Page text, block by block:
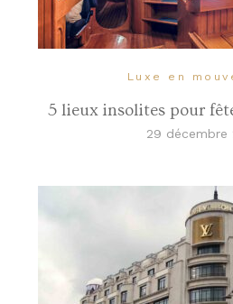
Luxe en
5 lieux insolites pour
29 décembre